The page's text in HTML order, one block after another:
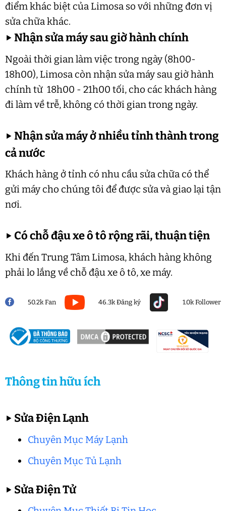
điểm khác biệt của Limosa so với những đơn vị
sửa chữa khác.
▶Nhận sửa máy sau giờ hành chính
Ngoài thời gian làm việc trong ngày (8h00-
18h00), Limosa còn nhận sửa máy sau giờ hành
chính từ 18h00 - 21h00 tối, cho các khách hàng
đi làm về trễ, không có thời gian trong ngày.
▶Nhận sửa máy ở nhiều tỉnh thành trong
cả nước
Khách hàng ở tỉnh có nhu cầu sửa chữa có thể
gửi máy cho chúng tôi để được sửa và giao lại tận
nơi.
▶ Có chỗ đậu xe ô tô rộng rãi, thuận tiện
Khi đến Trung Tâm Limosa, khách hàng không
phải lo lắng về chỗ đậu xe ô tô, xe máy.
50.2k Fan 46.3k Đăng ký 1.0k Follower
Thông tin hữu ích
▶ Sửa Điện Lạnh
Chuyên Mục Máy Lạnh
Chuyên Mục Tủ Lạnh
▶ Sửa Điện Tử